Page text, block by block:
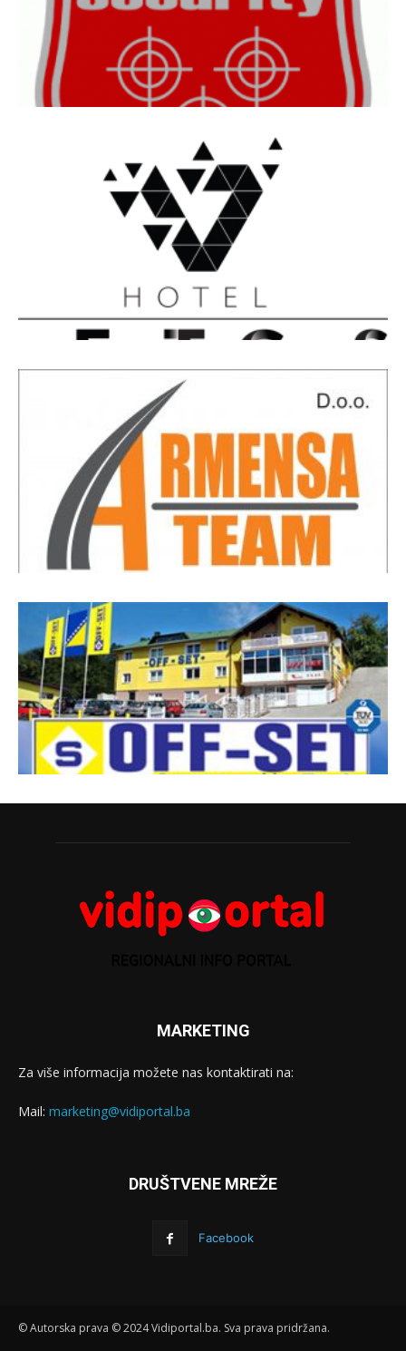
MARKETING
Za više informacija možete nas kontaktirati na:
Mail: marketing@vidiportal.ba
DRUŠTVENE MREŽE
Facebook
© Autorska prava © 2024 Vidiportal.ba. Sva prava pridržana.